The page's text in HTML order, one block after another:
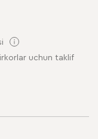
uchun taklif